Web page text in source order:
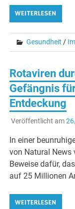
WEITERLESEN
Gesundheit /
Rotaviren
Gefängnis
Entdeckung
Veröffentlicht am
In einer
von Natural
Beweise dafür,
auf 25 Millionen
WEITERLESEN